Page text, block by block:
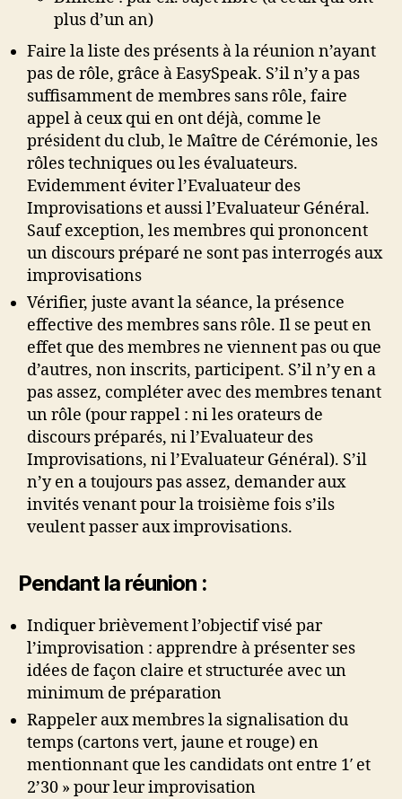
plus d’un an)
Faire la liste des présents à la réunion n’ayant
pas de rôle, grâce à EasySpeak. S’il n’y a pas
suffisamment de membres sans rôle, faire
appel à ceux qui en ont déjà, comme le
président du club, le Maître de Cérémonie, les
rôles techniques ou les évaluateurs.
Evidemment éviter l’Evaluateur des
Improvisations et aussi l’Evaluateur Général.
Sauf exception, les membres qui prononcent
un discours préparé ne sont pas interrogés aux
improvisations
Vérifier, juste avant la séance, la présence
effective des membres sans rôle. Il se peut en
effet que des membres ne viennent pas ou que
d’autres, non inscrits, participent. S’il n’y en a
pas assez, compléter avec des membres tenant
un rôle (pour rappel : ni les orateurs de
discours préparés, ni l’Evaluateur des
Improvisations, ni l’Evaluateur Général). S’il
n’y en a toujours pas assez, demander aux
invités venant pour la troisième fois s’ils
veulent passer aux improvisations.
Pendant la réunion :
Indiquer brièvement l’objectif visé par
l’improvisation : apprendre à présenter ses
idées de façon claire et structurée avec un
minimum de préparation
Rappeler aux membres la signalisation du
temps (cartons vert, jaune et rouge) en
mentionnant que les candidats ont entre 1′ et
2’30 » pour leur improvisation